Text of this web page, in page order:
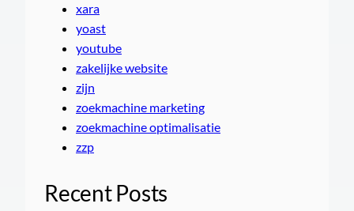
xara
yoast
youtube
zakelijke website
zijn
zoekmachine marketing
zoekmachine optimalisatie
zzp
Recent Posts